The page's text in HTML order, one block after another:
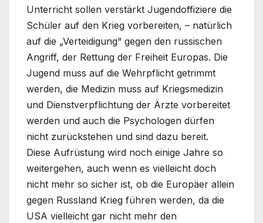
Unterricht sollen verstärkt Jugendoffiziere die
Schüler auf den Krieg vorbereiten, – natürlich
auf die „Verteidigung“ gegen den russischen
Angriff, der Rettung der Freiheit Europas. Die
Jugend muss auf die Wehrpflicht getrimmt
werden, die Medizin muss auf Kriegsmedizin
und Dienstverpflichtung der Ärzte vorbereitet
werden und auch die Psychologen dürfen
nicht zurückstehen und sind dazu bereit.
Diese Aufrüstung wird noch einige Jahre so
weitergehen, auch wenn es vielleicht doch
nicht mehr so sicher ist, ob die Europäer allein
gegen Russland Krieg führen werden, da die
USA vielleicht gar nicht mehr den